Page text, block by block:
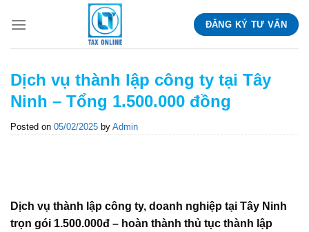
ĐĂNG KÝ TƯ VẤN
Dịch vụ thành lập công ty tại Tây
Ninh – Tổng 1.500.000 đồng
Posted on 05/02/2025 by Admin
Dịch vụ thành lập công ty, doanh nghiệp tại Tây Ninh
trọn gói 1.500.000đ – hoàn thành thủ tục thành lập